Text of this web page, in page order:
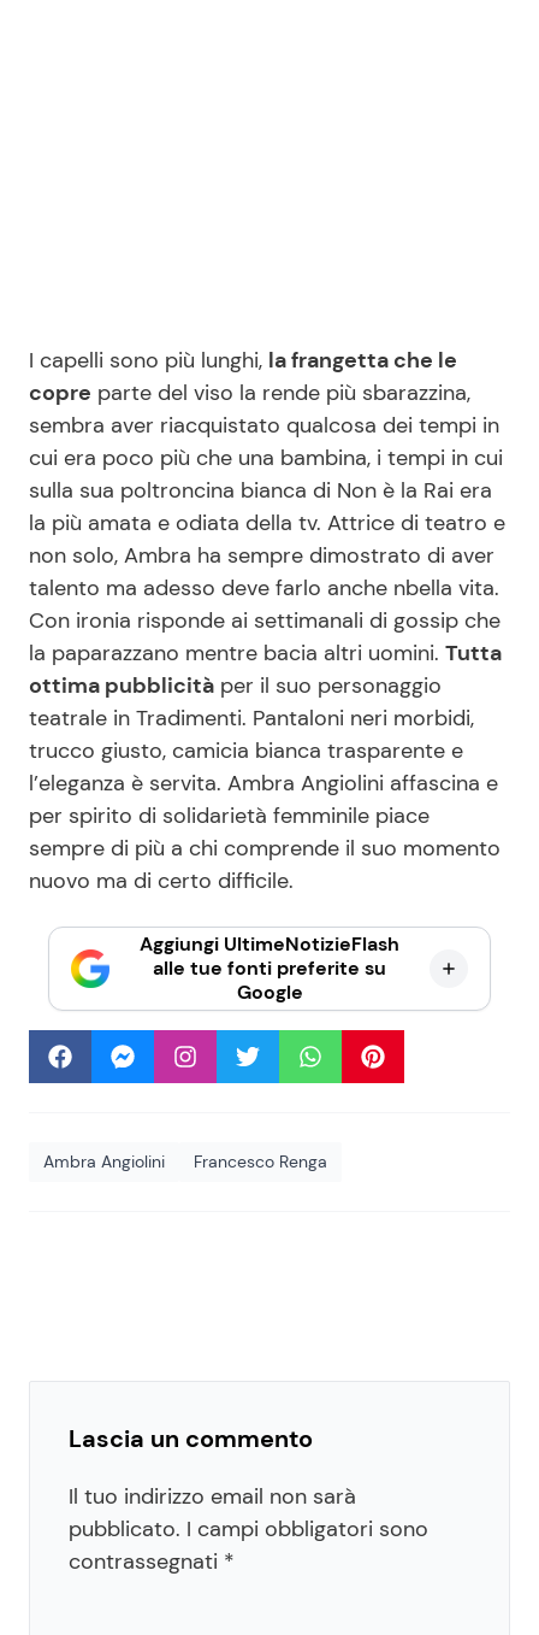
I capelli sono più lunghi, la frangetta che le
copre parte del viso la rende più sbarazzina,
sembra aver riacquistato qualcosa dei tempi in
cui era poco più che una bambina, i tempi in cui
sulla sua poltroncina bianca di Non è la Rai era
la più amata e odiata della tv. Attrice di teatro e
non solo, Ambra ha sempre dimostrato di aver
talento ma adesso deve farlo anche nbella vita.
Con ironia risponde ai settimanali di gossip che
la paparazzano mentre bacia altri uomini. Tutta
ottima pubblicità per il suo personaggio
teatrale in Tradimenti. Pantaloni neri morbidi,
trucco giusto, camicia bianca trasparente e
l’eleganza è servita. Ambra Angiolini affascina e
per spirito di solidarietà femminile piace
sempre di più a chi comprende il suo momento
nuovo ma di certo difficile.
Aggiungi UltimeNotizieFlash
alle tue fonti preferite su
Google
Ambra Angiolini Francesco Renga
Lascia un commento
Il tuo indirizzo email non sarà
pubblicato. I campi obbligatori sono
contrassegnati *